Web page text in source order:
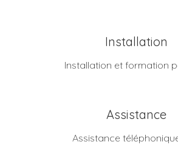
Installation
Installation et formation
Assistance
Assistance